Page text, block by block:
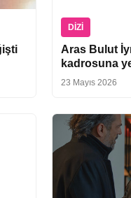
DIZI
Aras Bulut
kadrosuna
23 Mayıs 2026